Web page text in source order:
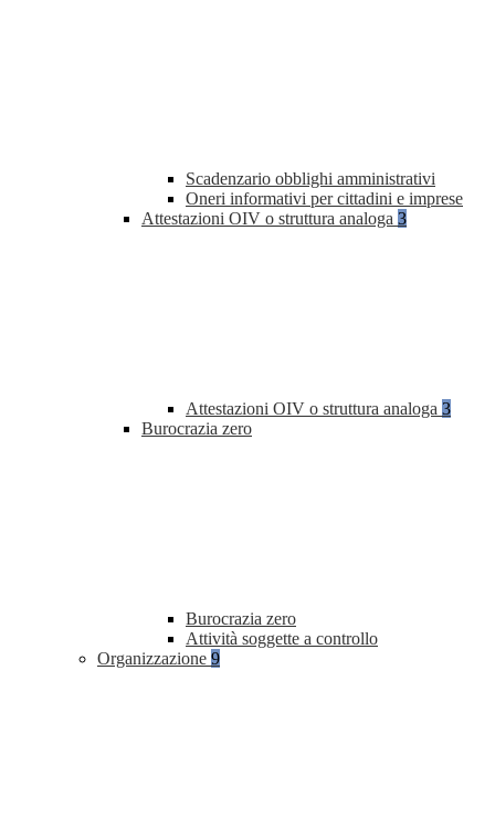
Scadenzario obblighi amministrativi
Oneri informativi per cittadini e imprese
Attestazioni OIV o struttura analoga 3
Attestazioni OIV o struttura analoga 3
Burocrazia zero
Burocrazia zero
Attività soggette a controllo
Organizzazione 9